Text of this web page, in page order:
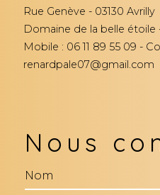
Rue Genève - 03130 Avrilly
Domaine de la belle étoile
Mobile : 06 11 89 55 09 -
renardpale07@gmail.com
Nous